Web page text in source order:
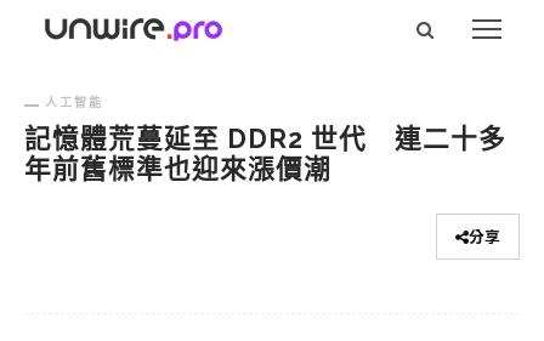
人工智能
記憶體荒蔓延至 DDR2 世代 連二十多
年前舊標準也迎來漲價潮
分享